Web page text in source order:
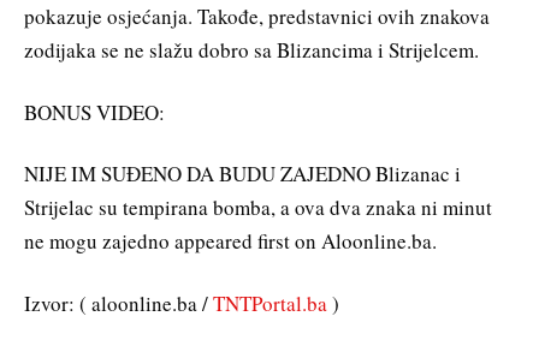
pokazuje osjećanja. Takođe, predstavnici ovih znakova
zodijaka se ne slažu dobro sa Blizancima i Strijelcem.
BONUS VIDEO:
NIJE IM SUĐENO DA BUDU ZAJEDNO Blizanac i
Strijelac su tempirana bomba, a ova dva znaka ni minut
ne mogu zajedno appeared first on Aloonline.ba.
Izvor: ( aloonline.ba /TNTPortal.ba)